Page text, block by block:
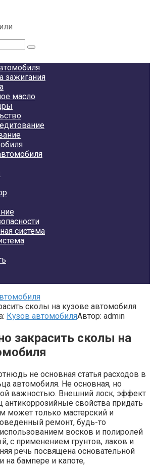
зажигания
масло
система
сколы на кузове автомобиля
Кузов автомобиляАвтор: admin
закрасить сколы на
не основная статья расходов в
автомобиля. Не основная, но
важностью. Внешний лоск, эффект
антикоррозийные свойства придать
может только мастерский и
ремонт, будь-то
восков и полиролей
с применением грунтов, лаков и
речь посвящена основательной
на бампере и капоте,